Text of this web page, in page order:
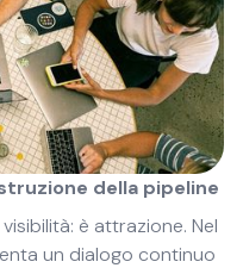
della pipeline
è attrazione. Nel
un dialogo continuo